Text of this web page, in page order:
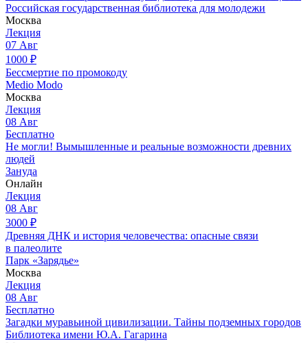
Российская государственная библиотека для молодежи
Москва
Лекция
07 Авг
1000 ₽
Бессмертие по промокоду
Medio Modo
Москва
Лекция
08 Авг
Бесплатно
Не могли! Вымышленные и реальные возможности древних
людей
Зануда
Онлайн
Лекция
08 Авг
3000 ₽
Древняя ДНК и история человечества: опасные связи
в палеолите
Парк «Зарядье»
Москва
Лекция
08 Авг
Бесплатно
Загадки муравьиной цивилизации. Тайны подземных городов
Библиотека имени Ю.А. Гагарина